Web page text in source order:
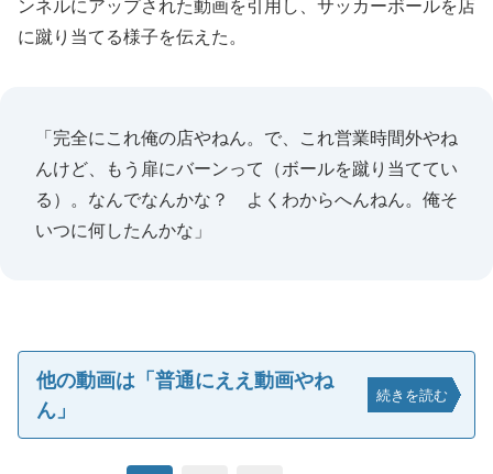
ンネルにアップされた動画を引用し、サッカーボールを店
に蹴り当てる様子を伝えた。
「完全にこれ俺の店やねん。で、これ営業時間外やね
んけど、もう扉にバーンって（ボールを蹴り当ててい
る）。なんでなんかな？ よくわからへんねん。俺そ
いつに何したんかな」
他の動画は「普通にええ動画やね
ん」
続きを読む